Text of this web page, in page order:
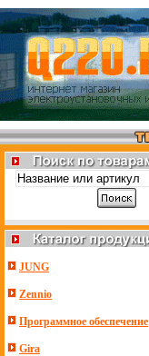
JUNG
Zennio
Программное обеспечение
Gira